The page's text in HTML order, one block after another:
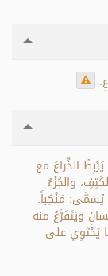
الذِّراعَ مع
والجُزْءُ
يُسَمَّى: مَنْكِباً.
ويَتَفَرَّعُ منه
يَحْتَوِي على